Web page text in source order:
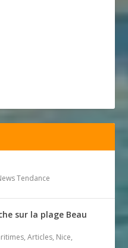
Tendance
sur la plage Beau
,Articles, Nice,